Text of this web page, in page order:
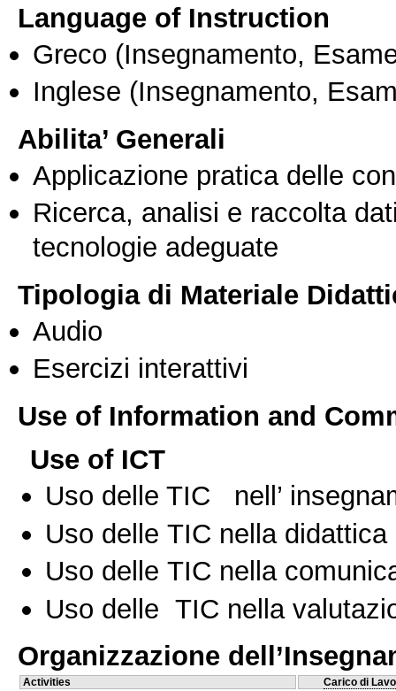
Language of Instruction
Greco (Insegnamento,
Inglese (Insegnamento,
Abilita’ Generali
Applicazione pratica delle
Ricerca, analisi e raccolta
tecnologie adeguate
Tipologia di Materiale
Audio
Esercizi interattivi
Use of Information and
Use of ICT
Uso delle TIC nell’
Uso delle TIC nella
Uso delle TIC nella
Uso delle TIC nella
Organizzazione
Activities
Carico di